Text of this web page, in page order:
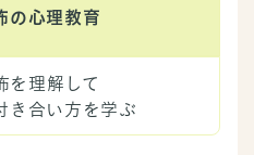
の心理教育
を理解して
き合い方を学ぶ